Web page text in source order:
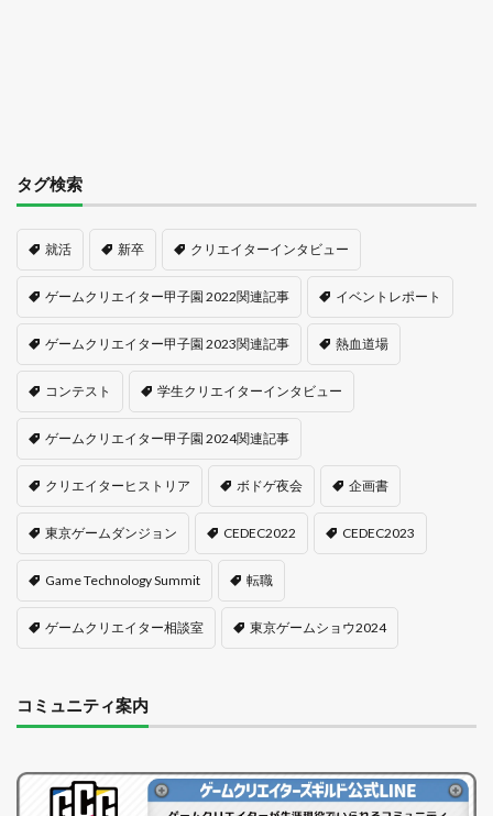
タグ検索
就活 新卒 クリエイターインタビュー
ゲームクリエイター甲子園 2022関連記事 イベントレポート
ゲームクリエイター甲子園 2023関連記事 熱血道場
コンテスト 学生クリエイターインタビュー
ゲームクリエイター甲子園 2024関連記事
クリエイターヒストリア ボドゲ夜会 企画書
東京ゲームダンジョン CEDEC2022 CEDEC2023
Game Technology Summit 転職
ゲームクリエイター相談室 東京ゲームショウ2024
コミュニティ案内